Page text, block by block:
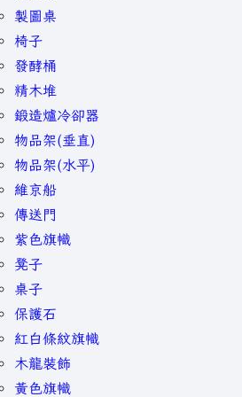
製圖桌
椅子
發酵桶
精木堆
鍛造爐冷卻器
物品架(垂直)
物品架(水平)
維京船
傳送門
紫色旗幟
凳子
桌子
保護石
紅白條紋旗幟
木龍裝飾
黃色旗幟